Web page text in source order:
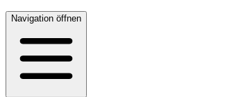
Navigation öffnen